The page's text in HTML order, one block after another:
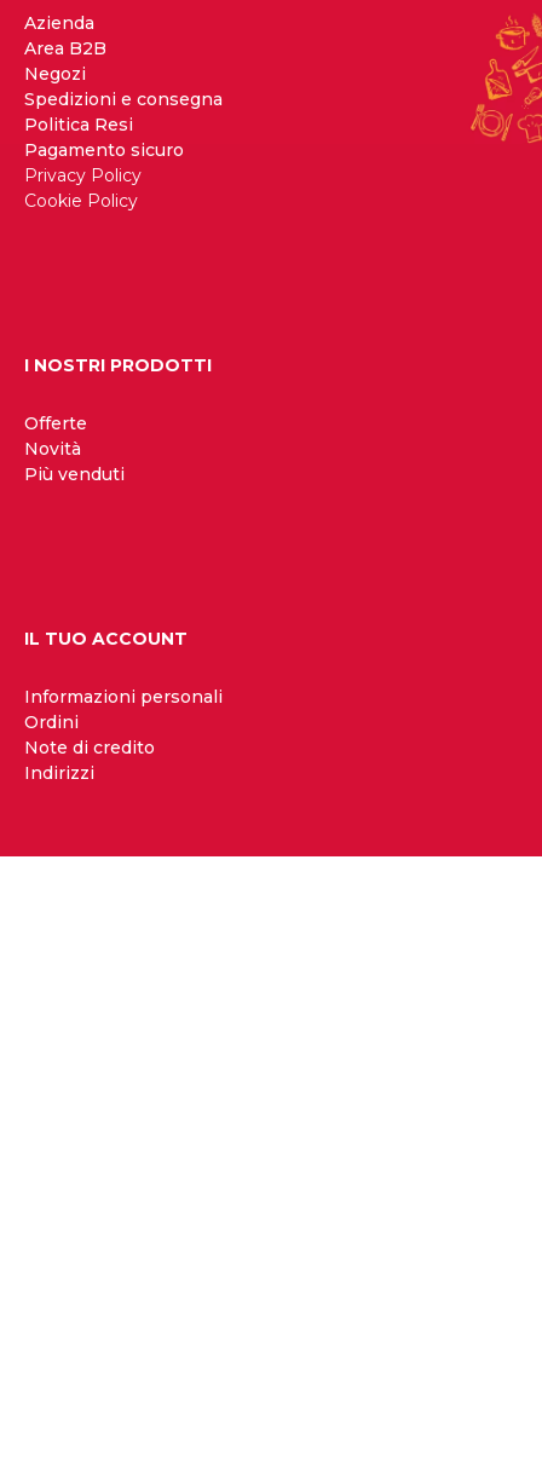
Azienda
Area B2B
Negozi
Spedizioni e consegna
Politica Resi
Pagamento sicuro
Privacy Policy
Cookie Policy
I NOSTRI PRODOTTI
Offerte
Novità
Più venduti
IL TUO ACCOUNT
Informazioni personali
Ordini
Note di credito
Indirizzi